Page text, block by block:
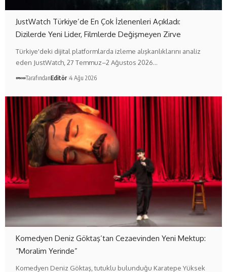
JustWatch Türkiye’de En Çok İzlenenleri Açıkladı:
Dizilerde Yeni Lider, Filmlerde Değişmeyen Zirve
Türkiye'deki dijital platformlarda izleme alışkanlıklarını analiz
eden JustWatch, 27 Temmuz–2 Ağustos 2026…
TarafındanEditör 4 Ağu 2026
Komedyen Deniz Göktaş’tan Cezaevinden Yeni Mektup:
“Moralim Yerinde”
Komedyen Deniz Göktaş, tutuklu bulunduğu Karatepe Yüksek